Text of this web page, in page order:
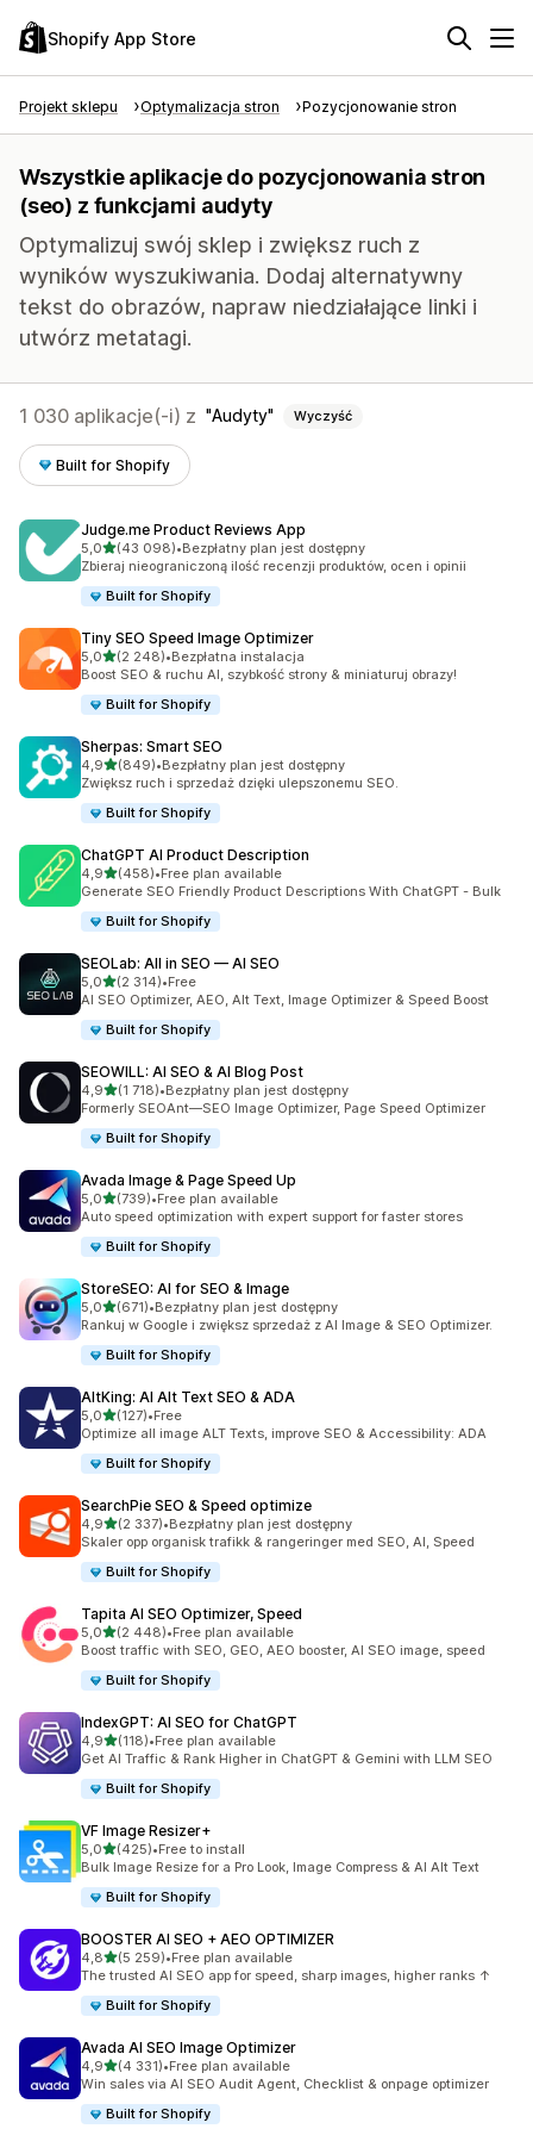
Shopify App Store
Projekt sklepu Optymalizacja stron Pozycjonowanie stron
Wszystkie aplikacje do pozycjonowania stron
(seo) z funkcjami audyty
Optymalizuj swój sklep i zwiększ ruch z
wyników wyszukiwania. Dodaj alternatywny
tekst do obrazów, napraw niedziałające linki i
utwórz metatagi.
1 030 aplikacje(-i) z Audyty Wyczyść
Built for Shopify
Judge.me Product Reviews App
5,0na 5 gwiazdek
(43 098)
Łączna liczba recenzji: 43098
•Bezpłatny plan jest dostępny
Zbieraj nieograniczoną ilość recenzji produktów, ocen i opinii
Built for Shopify
Tiny SEO Speed Image Optimizer
5,0na 5 gwiazdek
(2 248)
Łączna liczba recenzji: 2248
•Bezpłatna instalacja
Boost SEO & ruchu AI, szybkość strony & miniaturuj obrazy!
Built for Shopify
Sherpas: Smart SEO
4,9na 5 gwiazdek
(849)
Łączna liczba recenzji: 849
•Bezpłatny plan jest dostępny
Zwiększ ruch i sprzedaż dzięki ulepszonemu SEO.
Built for Shopify
ChatGPT AI Product Description
4,9na 5 gwiazdek
(458)
Łączna liczba recenzji: 458
•Free plan available
Generate SEO Friendly Product Descriptions With ChatGPT - Bulk
Built for Shopify
SEOLab: All in SEO — AI SEO
5,0na 5 gwiazdek
(2 314)
Łączna liczba recenzji: 2314
•Free
AI SEO Optimizer, AEO, Alt Text, Image Optimizer & Speed Boost
Built for Shopify
SEOWILL: AI SEO & AI Blog Post
4,9na 5 gwiazdek
(1 718)
Łączna liczba recenzji: 1718
•Bezpłatny plan jest dostępny
Formerly SEOAnt—SEO Image Optimizer, Page Speed Optimizer
Built for Shopify
Avada Image & Page Speed Up
5,0na 5 gwiazdek
(739)
Łączna liczba recenzji: 739
•Free plan available
Auto speed optimization with expert support for faster stores
Built for Shopify
StoreSEO: AI for SEO & Image
5,0na 5 gwiazdek
(671)
Łączna liczba recenzji: 671
•Bezpłatny plan jest dostępny
Rankuj w Google i zwiększ sprzedaż z AI Image & SEO Optimizer.
Built for Shopify
AltKing: AI Alt Text SEO & ADA
5,0na 5 gwiazdek
(127)
Łączna liczba recenzji: 127
•Free
Optimize all image ALT Texts, improve SEO & Accessibility: ADA
Built for Shopify
SearchPie SEO & Speed optimize
4,9na 5 gwiazdek
(2 337)
Łączna liczba recenzji: 2337
•Bezpłatny plan jest dostępny
Skaler opp organisk trafikk & rangeringer med SEO, AI, Speed
Built for Shopify
Tapita AI SEO Optimizer, Speed
5,0na 5 gwiazdek
(2 448)
Łączna liczba recenzji: 2448
•Free plan available
Boost traffic with SEO, GEO, AEO booster, AI SEO image, speed
Built for Shopify
IndexGPT: AI SEO for ChatGPT
4,9na 5 gwiazdek
(118)
Łączna liczba recenzji: 118
•Free plan available
Get AI Traffic & Rank Higher in ChatGPT & Gemini with LLM SEO
Built for Shopify
VF Image Resizer+
5,0na 5 gwiazdek
(425)
Łączna liczba recenzji: 425
•Free to install
Bulk Image Resize for a Pro Look, Image Compress & AI Alt Text
Built for Shopify
BOOSTER AI SEO + AEO OPTIMIZER
4,8na 5 gwiazdek
(5 259)
Łączna liczba recenzji: 5259
•Free plan available
The trusted AI SEO app for speed, sharp images, higher ranks ↑
Built for Shopify
Avada AI SEO Image Optimizer
4,9na 5 gwiazdek
(4 331)
Łączna liczba recenzji: 4331
•Free plan available
Win sales via AI SEO Audit Agent, Checklist & onpage optimizer
Built for Shopify